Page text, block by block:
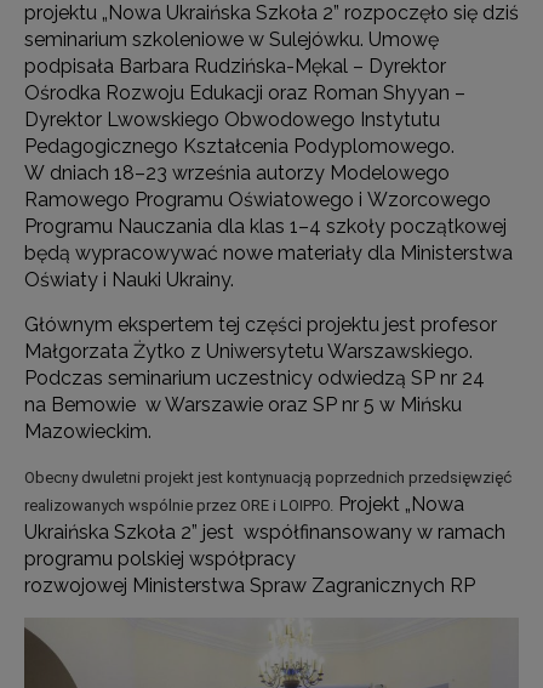
projektu „Nowa Ukraińska Szkoła 2” rozpoczęło się dziś
seminarium szkoleniowe w Sulejówku. Umowę
podpisała Barbara Rudzińska-Mękal – Dyrektor
Ośrodka Rozwoju Edukacji oraz Roman Shyyan –
Dyrektor Lwowskiego Obwodowego Instytutu
Pedagogicznego Kształcenia Podyplomowego.
W dniach 18–23 września autorzy Modelowego
Ramowego Programu Oświatowego i Wzorcowego
Programu Nauczania dla klas 1–4 szkoły początkowej
będą wypracowywać nowe materiały dla Ministerstwa
Oświaty i Nauki Ukrainy.
Głównym ekspertem tej części projektu jest profesor
Małgorzata Żytko z Uniwersytetu Warszawskiego.
Podczas seminarium uczestnicy odwiedzą SP nr 24
na Bemowie w Warszawie oraz SP nr 5 w Mińsku
Mazowieckim.
Obecny dwuletni projekt jest kontynuacją poprzednich przedsięwzięć
realizowanych wspólnie przez ORE i LOIPPO. Projekt „Nowa
Ukraińska Szkoła 2” jest współfinansowany w ramach
programu polskiej współpracy
rozwojowej Ministerstwa Spraw Zagranicznych RP